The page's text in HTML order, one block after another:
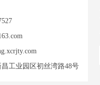
工业园区初丝湾路48号